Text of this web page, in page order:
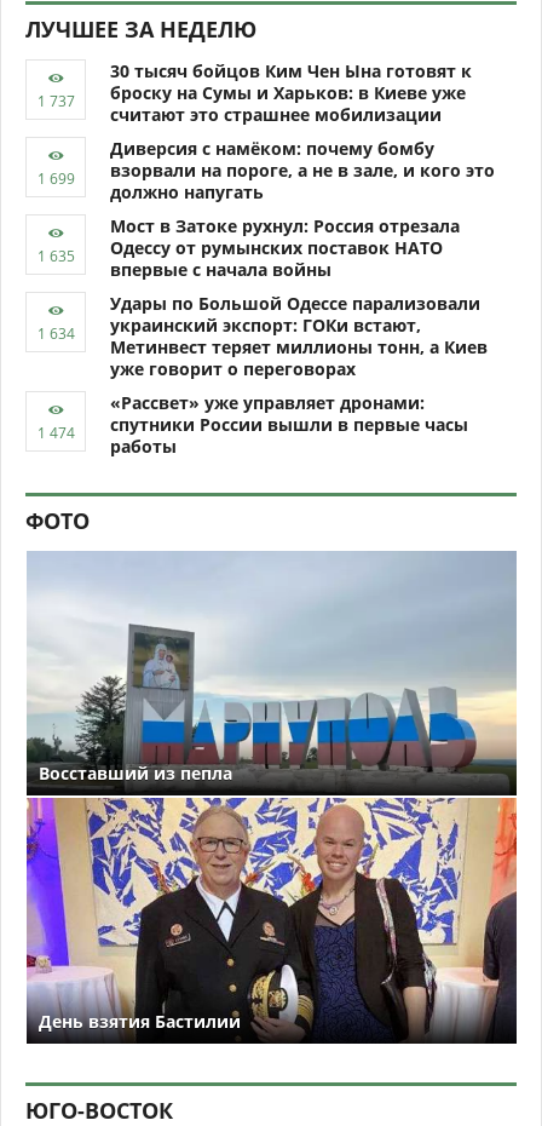
ЛУЧШЕЕ ЗА НЕДЕЛЮ
30 тысяч бойцов Ким Чен Ына готовят к
броску на Сумы и Харьков: в Киеве уже
считают это страшнее мобилизации
Диверсия с намёком: почему бомбу
взорвали на пороге, а не в зале, и кого это
должно напугать
Мост в Затоке рухнул: Россия отрезала
Одессу от румынских поставок НАТО
впервые с начала войны
Удары по Большой Одессе парализовали
украинский экспорт: ГОКи встают,
Метинвест теряет миллионы тонн, а Киев
уже говорит о переговорах
«Рассвет» уже управляет дронами:
спутники России вышли в первые часы
работы
ФОТО
Восставший из пепла
День взятия Бастилии
ЮГО-ВОСТОК